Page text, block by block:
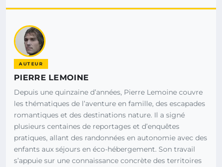
AUTEUR
PIERRE LEMOINE
Depuis une quinzaine d’années, Pierre Lemoine couvre
les thématiques de l’aventure en famille, des escapades
romantiques et des destinations nature. Il a signé
plusieurs centaines de reportages et d’enquêtes
pratiques, allant des randonnées en autonomie avec des
enfants aux séjours en éco-hébergement. Son travail
s’appuie sur une connaissance concrète des territoires